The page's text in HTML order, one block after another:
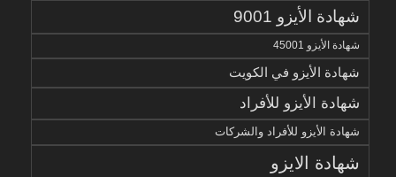
شهادة الأيزو 9001
شهادة الأيزو 45001
شهادة الأيزو في الكويت
شهادة الأيزو للأفراد
شهادة الأيزو للأفراد والشركات
شهادة الايزو